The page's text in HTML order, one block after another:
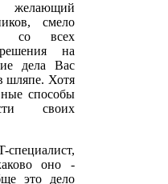
смело
со всех
на
дела Вас
шляпе. Хотя
способы
своих
оно -
это дело